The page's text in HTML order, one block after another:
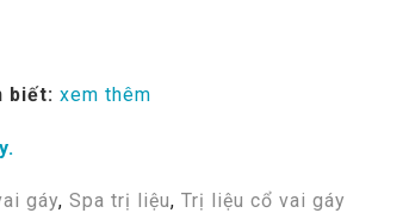
biết: xem thêm
gáy, Spa trị liệu, Trị liệu cổ vai gáy